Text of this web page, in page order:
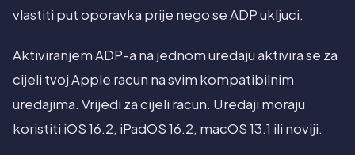
vlastiti put oporavka prije nego se ADP ukljuci.
Aktiviranjem ADP-a na jednom uredaju aktivira se za
cijeli tvoj Apple racun na svim kompatibilnim
uredajima. Vrijedi za cijeli racun. Uredaji moraju
koristiti iOS 16.2, iPadOS 16.2, macOS 13.1 ili noviji.